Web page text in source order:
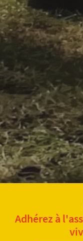
Adhérez à